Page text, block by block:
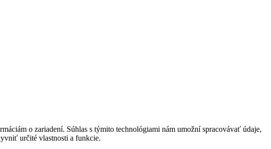
o zariadení. Súhlas s týmito technológiami nám umožní spracovávať údaje,
určité vlastnosti a funkcie.